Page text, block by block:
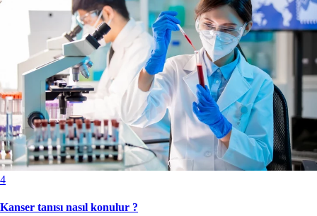
4
Kanser tanısı nasıl konulur ?